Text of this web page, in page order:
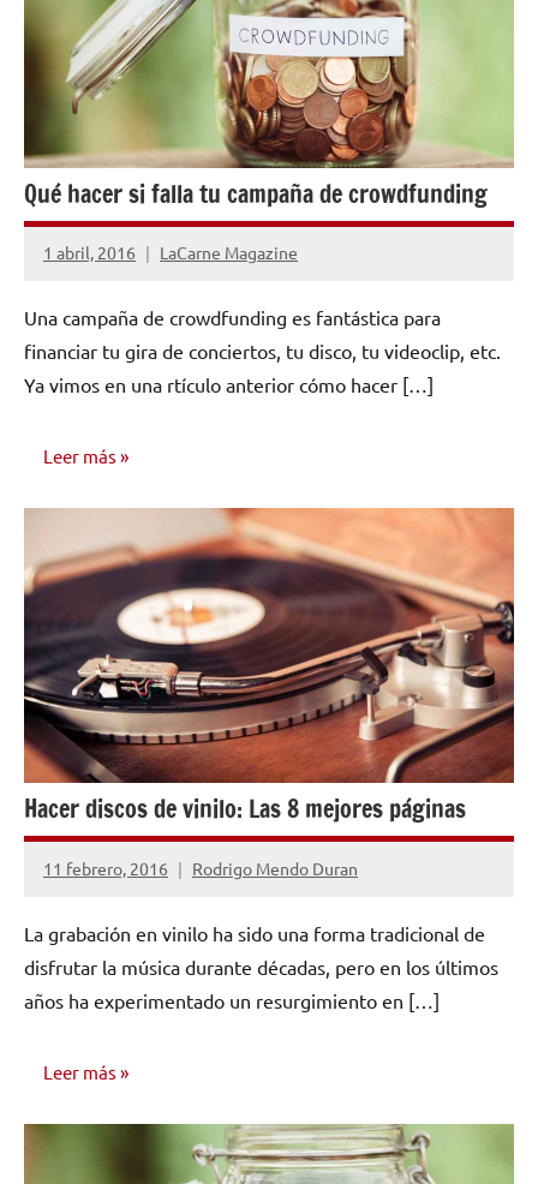
Qué hacer si falla tu campaña de crowdfunding
1 abril, 2016 LaCarne Magazine
No
comentarios
Una campaña de crowdfunding es fantástica para
financiar tu gira de conciertos, tu disco, tu videoclip, etc.
Ya vimos en una rtículo anterior cómo hacer […]
Leer más
AYUDA
Hacer discos de vinilo: Las 8 mejores páginas
11 febrero, 2016 Rodrigo Mendo Duran
11
La grabación en vinilo ha sido una forma tradicional de
disfrutar la música durante décadas, pero en los últimos
años ha experimentado un resurgimiento en […]
Leer más